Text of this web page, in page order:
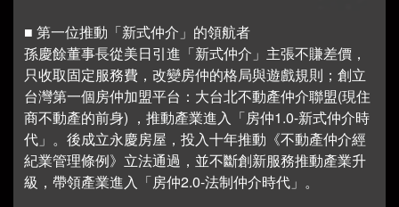
■ 第一位推動「新式仲介」的領航者
孫慶餘董事長從美日引進「新式仲介」主張不賺差價，
只收取固定服務費，改變房仲的格局與遊戲規則；創立
台灣第一個房仲加盟平台：大台北不動產仲介聯盟(現住
商不動產的前身) ，推動產業進入「房仲1.0-新式仲介時
代」。後成立永慶房屋，投入十年推動《不動產仲介經
紀業管理條例》立法通過，並不斷創新服務推動產業升
級，帶領產業進入「房仲2.0-法制仲介時代」。